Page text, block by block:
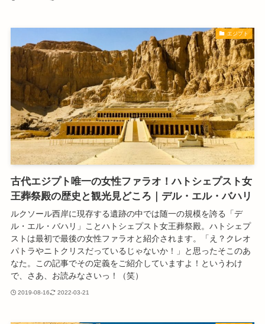
エジプト
古代エジプト唯一の女性ファラオ！ハトシェプスト女
王葬祭殿の歴史と観光見どころ｜デル・エル・バハリ
ルクソール西岸に現存する遺跡の中では随一の規模を誇る「デ
ル・エル・バハリ」ことハトシェプスト女王葬祭殿。ハトシェプ
ストは最初で最後の女性ファラオと紹介されます。「え？クレオ
パトラやニトクリスだっているじゃないか！」と思ったそこのあ
なた。この記事でその定義をご紹介していますよ！というわけ
で、さあ、お読みなさいっ！（笑）
2019-08-16 2022-03-21